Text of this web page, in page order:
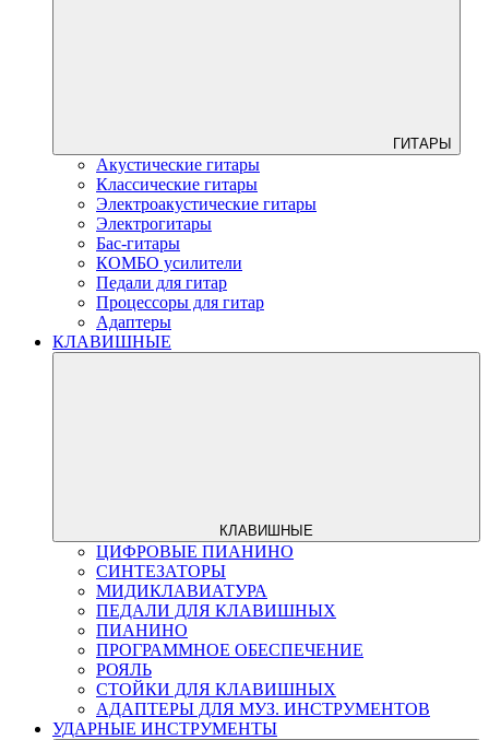
ГИТАРЫ
Акустические гитары
Классические гитары
Электроакустические гитары
Электрогитары
Бас-гитары
КОМБО усилители
Педали для гитар
Процессоры для гитар
Адаптеры
КЛАВИШНЫЕ
КЛАВИШНЫЕ
ЦИФРОВЫЕ ПИАНИНО
СИНТЕЗАТОРЫ
МИДИКЛАВИАТУРА
ПЕДАЛИ ДЛЯ КЛАВИШНЫХ
ПИАНИНО
ПРОГРАММНОЕ ОБЕСПЕЧЕНИЕ
РОЯЛЬ
СТОЙКИ ДЛЯ КЛАВИШНЫХ
АДАПТЕРЫ ДЛЯ МУЗ. ИНСТРУМЕНТОВ
УДАРНЫЕ ИНСТРУМЕНТЫ